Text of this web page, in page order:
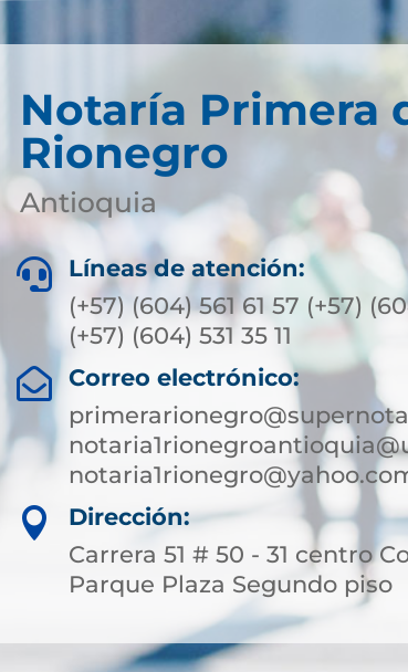
Notaría Primera
Rionegro
Antioquia

Líneas de atención:
(+57) (604) 561 61 57 (+57)
(+57) (604) 531 35 11

Correo electrónico:

Dirección:
Carrera 51 # 50 - 31 centro
Parque Plaza Segundo piso